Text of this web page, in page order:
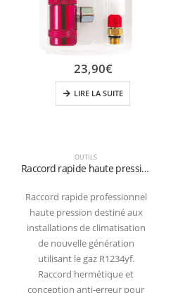
OUTILS
Raccord rapide haute pression pour le gaz R1234yf (rouge)
Raccord rapide professionnel
haute pression destiné aux
installations de climatisation
de nouvelle génération
utilisant le gaz R1234yf.
Raccord hermétique et
conception anti-erreur pour
23,90€
LIRE LA SUITE